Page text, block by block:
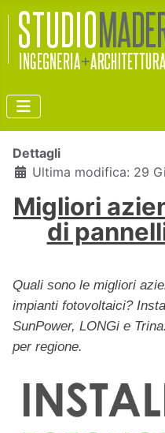
Dettagli
Ultima modifica: 29
Migliori
di
Quali sono le migliori
impianti fotovoltaici?
SunPower, LONGi e
per regione.